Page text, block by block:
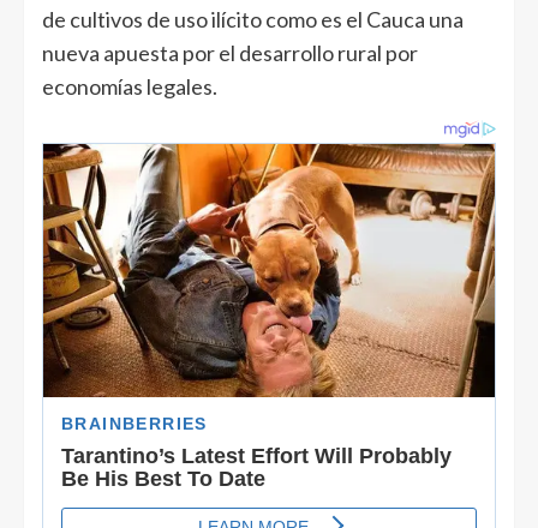
de cultivos de uso ilícito como es el Cauca una
nueva apuesta por el desarrollo rural por
economías legales.